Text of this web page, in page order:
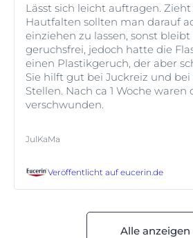
Lässt sich leicht auftragen.
Hautfalten sollten man darauf
einziehen zu lassen, sonst bleibt
geruchsfrei, jedoch hatte die
einen Plastikgeruch, der aber
Sie hilft gut bei Juckreiz und
Stellen. Nach ca 1 Woche
verschwunden.
JulKaMa
Veröffentlicht auf eucerin.de
Alle anzeigen